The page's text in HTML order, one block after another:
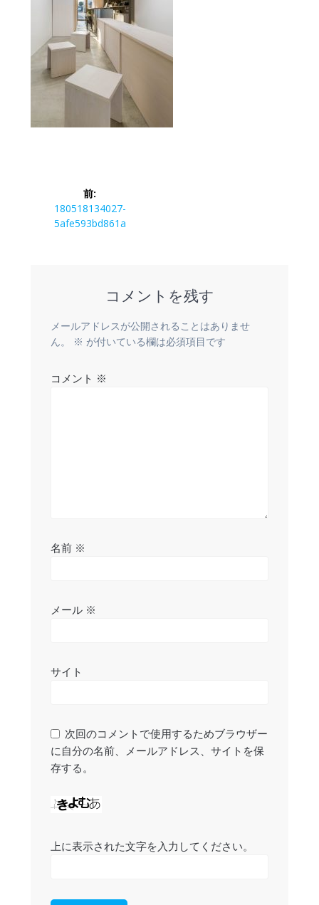
前:
前
の
180518134027-
5afe593bd861a
コメントを残す
メールアドレスが公開されることはありませ
ん。
※ が付いている欄は必須項目です
コメント ※
名前 ※
メール ※
サイト
次回のコメントで使用するためブラウザー
に自分の名前、メールアドレス、サイトを保
存する。
上に表示された文字を入力してください。